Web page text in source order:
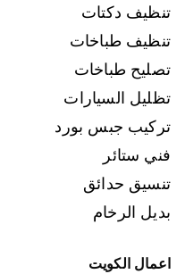
تنظيف دكتات
تنظيف طباخات
تصليح طباخات
تظليل السيارات
تركيب جبس بورد
فني ستائر
تنسيق حدائق
بديل الرخام
اعمال الكويت